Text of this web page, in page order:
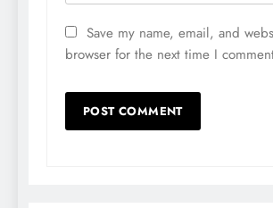
Save my name, email, and
browser for the next time I